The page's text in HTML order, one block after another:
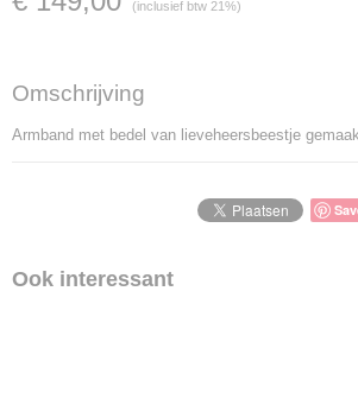
(inclusief btw 21%)
Omschrijving
Armband met bedel van lieveheersbeestje
Ook interessant